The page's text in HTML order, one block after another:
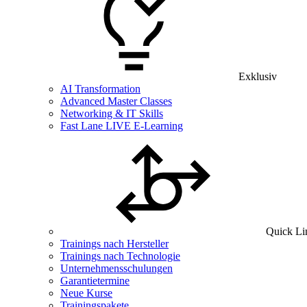
Exklusiv
AI Transformation
Advanced Master Classes
Networking & IT Skills
Fast Lane LIVE E-Learning
Quick
Trainings nach Hersteller
Trainings nach Technologie
Unternehmensschulungen
Garantietermine
Neue Kurse